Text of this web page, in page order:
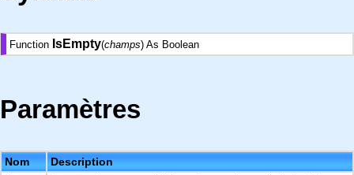
Function IsEmpty(champs) As Boolean
Paramètres
Nom Description